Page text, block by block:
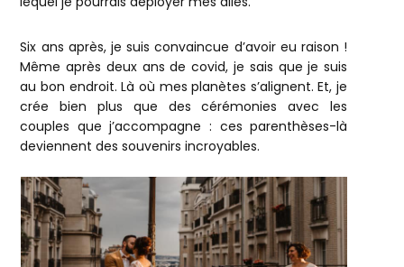
Six ans après, je suis convaincue d’avoir eu raison !
Même après deux ans de covid, je sais que je suis
au bon endroit. Là où mes planètes s’alignent. Et, je
crée bien plus que des cérémonies avec les
couples que j’accompagne : ces parenthèses-là
deviennent des souvenirs incroyables.